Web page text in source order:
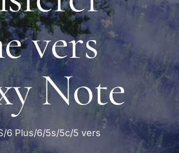
vers
Note
6 Plus/6/5s/5c/5 vers